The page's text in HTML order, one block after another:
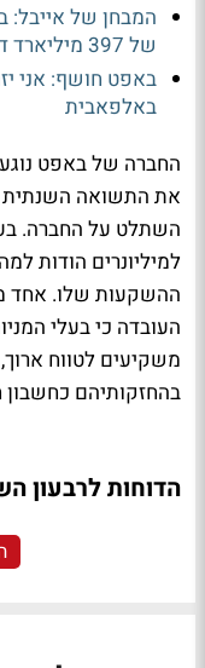
המבחן של אייבל:
של 397 מיליארד דולר
באפט חושף: אני
באלפאבית
השתלט על החברה.
למיליונרים הודות
ההשקעות שלו. אחד
העובדה כי בעלי
משקיעים לטווח
בהחזקותיהם כחשבון
הדוחות לרבעון